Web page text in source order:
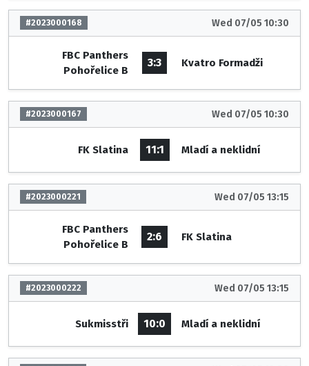
#2023000168 Wed 07/05 10:30
FBC Panthers
Pohořelice B
3:3 Kvatro Formadži
#2023000167 Wed 07/05 10:30
FK Slatina 11:1 Mladí a neklidní
#2023000221 Wed 07/05 13:15
FBC Panthers
Pohořelice B
2:6 FK Slatina
#2023000222 Wed 07/05 13:15
Sukmisstři 10:0 Mladí a neklidní